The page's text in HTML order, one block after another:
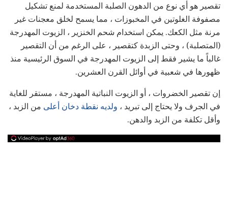
تقصير هو أي نوع من الدهون الصلبة المستخدمة لمنع تشكيل
مصفوفة الغلوتين في المخبوزات ، مما يسمح لخلق معجنات غير
مرنة مثل الكعك. يمكن استخدام شحم الخنزير ، الزيوت المهدرجة
(المتصلبة) ، وحتى الزبدة كتقصير ، على الرغم من أن التقصير
غالباً ما يشير فقط إلى الزيوت المهدرجة في السوق الرئيسية منذ
ظهورها في شعبية في أوائل القرن العشرين.
إن تقصير الخضروات ، أو الزيوت النباتية المهدرجة ، مستقر للغاية
في الجرف ولا يحتاج إلى تبريد ، ولديه نقطة دخان أعلى من الزبد ،
وأقل تكلفة من الزبد والدهن.